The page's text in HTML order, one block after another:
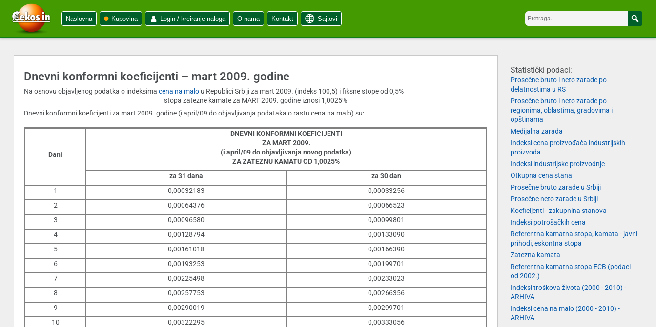
Naslovna Kupovina Login / kreiranje naloga O nama Kontakt Sajtovi
Dnevni konformni koeficijenti – mart 2009. godine
Na osnovu objavljenog podatka o indeksima cena na malo u Republici Srbiji za mart 2009. (indeks 100,5) i fiksne stope od 0,5%
stopa zatezne kamate za MART 2009. godine iznosi 1,0025%
Dnevni konformni koeficijenti za mart 2009. godine (i april/09 do objavljivanja podataka o rastu cena na malo) su:
Dani
DNEVNI KONFORMNI KOEFICIJENTI
ZA MART 2009.
(i april/09 do objavljivanja novog podatka)
ZA ZATEZNU KAMATU OD 1,0025%
za 31 dana
za 30 dan
1
0,00032183
0,00033256
2
0,00064376
0,00066523
3
0,00096580
0,00099801
4
0,00128794
0,00133090
5
0,00161018
0,00166390
6
0,00193253
0,00199701
7
0,00225498
0,00233023
8
0,00257753
0,00266356
9
0,00290019
0,00299701
10
0,00322295
0,00333056
Statistički podaci:
Prosečne bruto i neto zarade po
delatnostima u RS
Prosečne bruto i neto zarade po
regionima, oblastima, gradovima i
opštinama
Medijalna zarada
Indeksi cena proizvođača industrijskih
proizvoda
Indeksi industrijske proizvodnje
Otkupna cena stana
Prosečne bruto zarade u Srbiji
Prosečne neto zarade u Srbiji
Koeficijenti - zakupnina stanova
Indeksi potrošačkih cena
Referentna kamatna stopa, kamata - javni
prihodi, eskontna stopa
Zatezna kamata
Referentna kamatna stopa ECB (podaci
od 2002.)
Indeksi troškova života (2000 - 2010) -
ARHIVA
Indeksi cena na malo (2000 - 2010) -
ARHIVA